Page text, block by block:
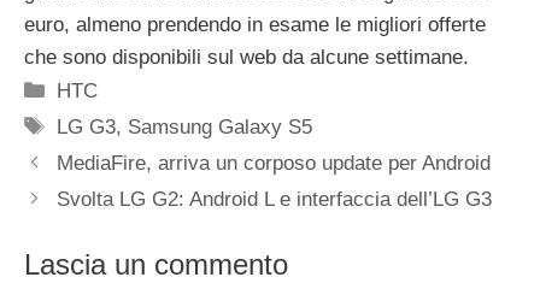
euro, almeno prendendo in esame le migliori offerte
che sono disponibili sul web da alcune settimane.
Categorie
HTC
Tag
LG G3, Samsung Galaxy S5
MediaFire, arriva un corposo update per Android
Svolta LG G2: Android L e interfaccia dell’LG G3
Lascia un commento